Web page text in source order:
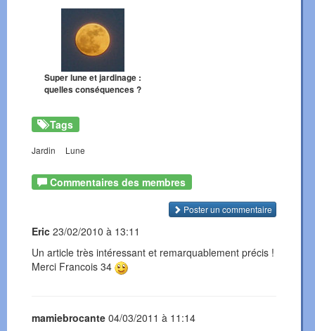
Super lune et jardinage :
quelles conséquences ?
Tags
Jardin Lune
Commentaires des membres
Poster un commentaire
Eric 23/02/2010 à 13:11
Un article très intéressant et remarquablement précis !
Merci Francois 34
mamiebrocante 04/03/2011 à 11:14